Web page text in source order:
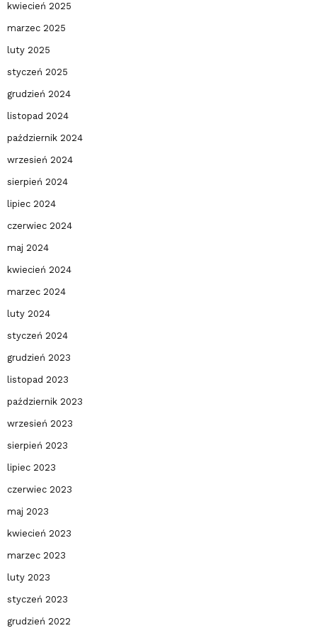
kwiecień 2025
marzec 2025
luty 2025
styczeń 2025
grudzień 2024
listopad 2024
październik 2024
wrzesień 2024
sierpień 2024
lipiec 2024
czerwiec 2024
maj 2024
kwiecień 2024
marzec 2024
luty 2024
styczeń 2024
grudzień 2023
listopad 2023
październik 2023
wrzesień 2023
sierpień 2023
lipiec 2023
czerwiec 2023
maj 2023
kwiecień 2023
marzec 2023
luty 2023
styczeń 2023
grudzień 2022